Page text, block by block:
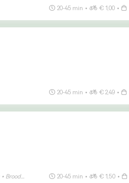
20-45 min • € 1,00 •
20-45 min • € 2,49 •
• Broodjes 20-45 min • € 1,50 •